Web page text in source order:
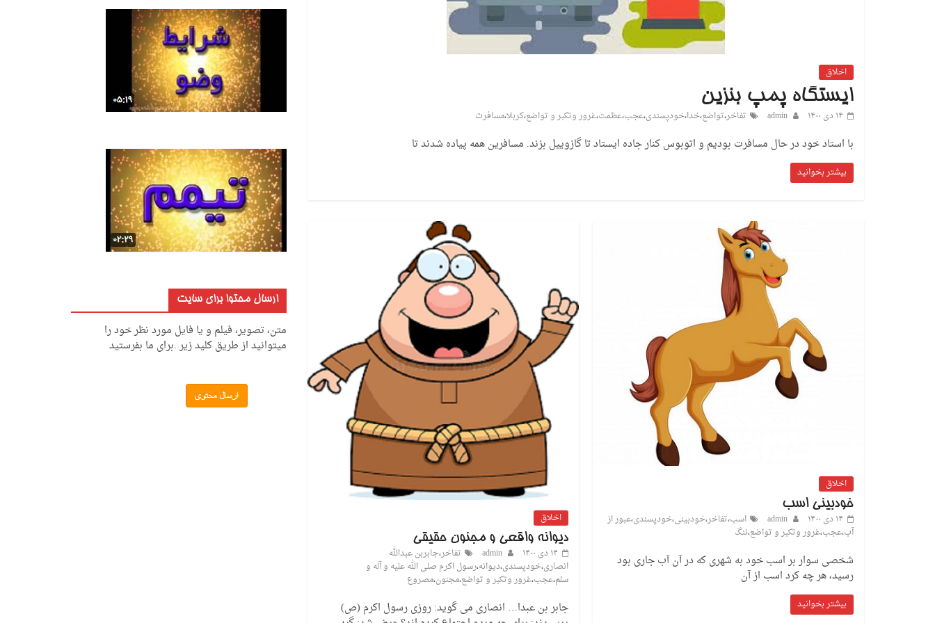
اخلاق
ایستگاه پمپ بنزین
۱۴ دی ۱۴۰۰ admin تفاخر،تواضع،خدا،خودپسندی،عجب،عظمت،غرور وتکبر و تواضع،کربلا،مسافرت
با استاد خود در حال مسافرت بودیم و اتوبوس کنار جاده ایستاد تا گازوییل بزند. مسافرین همه پیاده شدند تا
بیشتر بخوانید
اخلاق
خودبینی اسب
۱۴ دی ۱۴۰۰
admin اسب،تفاخر،خودبینی،خودپسندی،عبور از
آب،عجب،غرور وتکبر و تواضع،ننگ
شخصی سوار بر اسب خود به شهری که در آن آب جاری بود
رسید، هر چه کرد اسب از آن
بیشتر بخوانید
اخلاق
دیوانه واقعی و مجنون حقیقی
۱۴ دی ۱۴۰۰
admin تفاخر،جابربن عبدالله
انصاری،خودپسندی،دیوانه،رسول اکرم صلی الله علیه و آله و
سلم،عجب،غرور وتکبر و تواضع،مجنون،مصروع
جابر بن عبدا… انصاری می گوید: روزی رسول اکرم (ص)
ارسال محتوا برای سایت
متن، تصویر، فیلم و یا فایل مورد نظر خود را
میتوانید از طریق کلید زیر .برای ما بفرستید